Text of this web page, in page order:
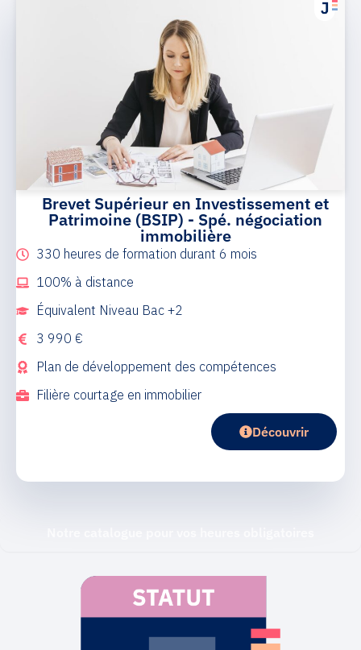
Brevet Supérieur en Investissement et
Patrimoine (BSIP) - Spé. négociation
immobilière
330 heures de formation durant 6 mois
100% à distance
Équivalent Niveau Bac +2
3 990 €
Plan de développement des compétences
Filière courtage en immobilier
Découvrir